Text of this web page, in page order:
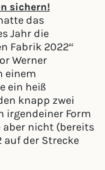
sichern!
das
Jahr die
Fabrik 2022“
Werner
einem
ein heiß
knapp zwei
irgendeiner Form
aber nicht (bereits
auf der Strecke